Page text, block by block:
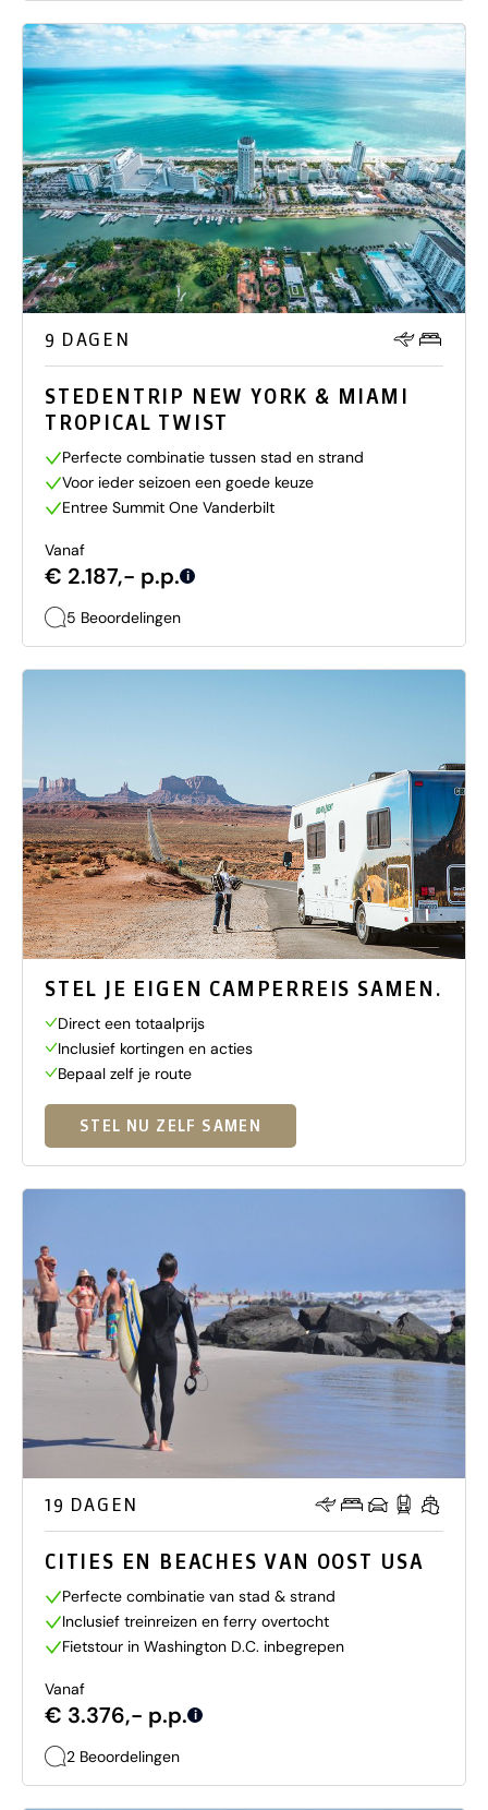
9 DAGEN
STEDENTRIP NEW YORK & MIAMI
TROPICAL TWIST
Perfecte combinatie tussen stad en strand
Voor ieder seizoen een goede keuze
Entree Summit One Vanderbilt
Vanaf
€ 2.187,- p.p. i
5 Beoordelingen
STEL JE EIGEN CAMPERREIS SAMEN.
Direct een totaalprijs
Inclusief kortingen en acties
Bepaal zelf je route
STEL NU ZELF SAMEN
19 DAGEN
CITIES EN BEACHES VAN OOST USA
Perfecte combinatie van stad & strand
Inclusief treinreizen en ferry overtocht
Fietstour in Washington D.C. inbegrepen
Vanaf
€ 3.376,- p.p. i
2 Beoordelingen